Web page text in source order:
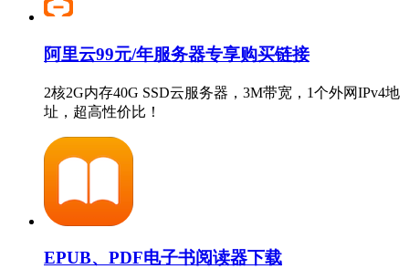
阿里云99元/年服务器专享购买链接
2核2G内存40G SSD云服务器，3M带宽，1个外网IPv4地
址，超高性价比！
EPUB、PDF电子书阅读器下载